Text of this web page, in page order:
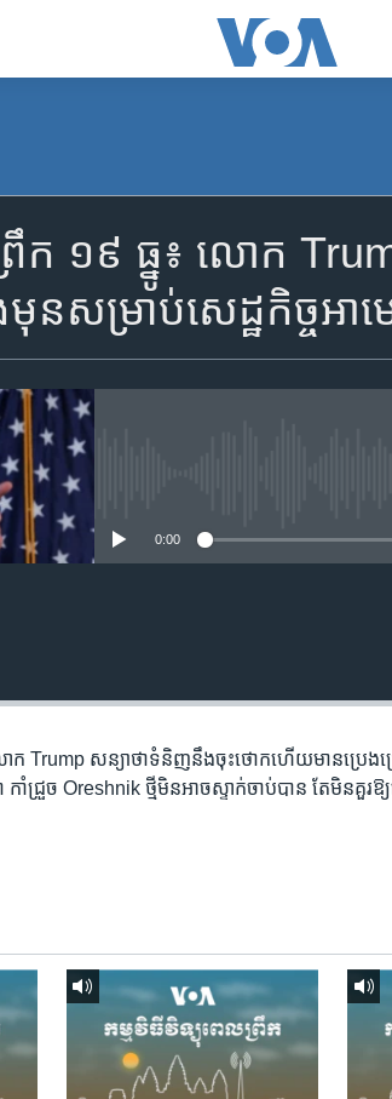
ក ១៩ ធ្នូ៖ លោក
មុន​សម្រាប់​សេដ្ឋកិច្ច​អាម
0:00
ោក Trump សន្យា​ថា​ទំនិញ​នឹង​ចុះ​ថោក​ហើយ​មាន​ប្រេង​ច្
ាំជ្រួច ​Oreshnik ​ថ្មី​មិន​អាច​ស្ទាក់​ចាប់​បាន ​តែ​មិនគួរ​